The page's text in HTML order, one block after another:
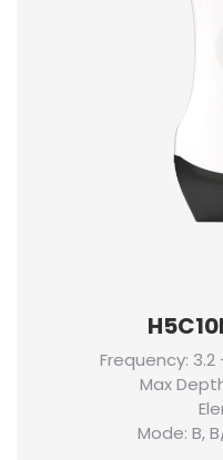
Frequency: 3.2
Max
Mode: B,